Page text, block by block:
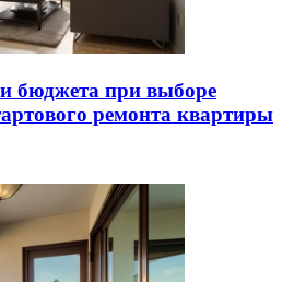
бюджета при выборе
ремонта квартиры